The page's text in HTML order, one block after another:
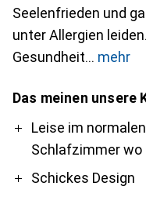
Seelenfrieden und
unter Allergien
Gesundheit
mehr
Das meinen unsere
ProLeise im
Schlafzimmer
Schickes Design
Contra